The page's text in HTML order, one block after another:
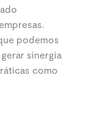
podemos
sinergia
como